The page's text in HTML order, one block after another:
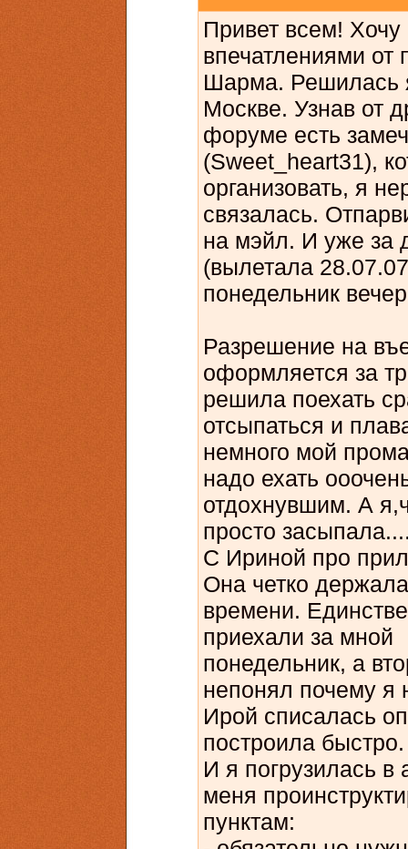
Привет всем! Хочу
впечатлениями от
Шарма. Решилась
Москве. Узнав от
форуме есть
(Sweet_heart31),
организовать, я
связалась.
на мэйл. И уже за
(вылетала
понедельник
Разрешение на
оформляется за
решила поехать
отсыпаться и
немного мой
надо ехать
отдохнувшим. А
просто
С Ириной про
Она четко
времени.
приехали за
понедельник, а
непонял почему я
Ирой списалась
построила
И я погрузилась в
меня
пунктам: